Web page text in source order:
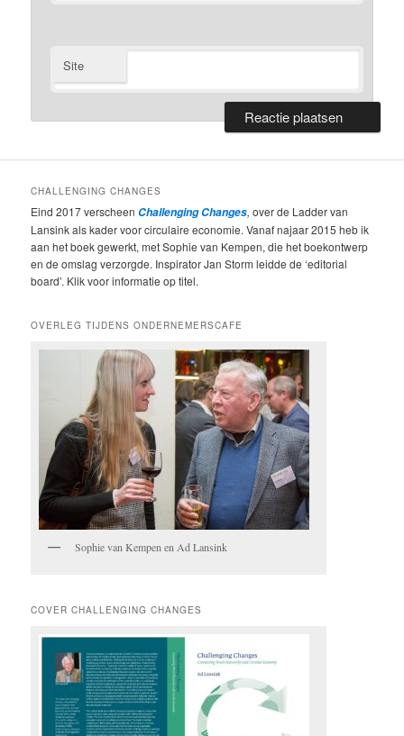
Site
CHALLENGING CHANGES
Eind 2017 verscheen Challenging Changes, over de Ladder van
Lansink als kader voor circulaire economie. Vanaf najaar 2015 heb ik
aan het boek gewerkt, met Sophie van Kempen, die het boekontwerp
en de omslag verzorgde. Inspirator Jan Storm leidde de ‘editorial
board’. Klik voor informatie op titel.
OVERLEG TIJDENS ONDERNEMERSCAFE
Sophie van Kempen en Ad Lansink
COVER CHALLENGING CHANGES